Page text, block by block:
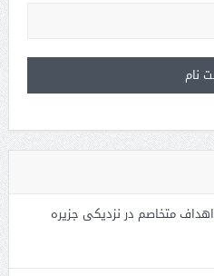
متخاصم در نزدیکی جزیره